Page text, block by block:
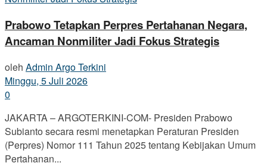
Prabowo Tetapkan Perpres Pertahanan Negara,
Ancaman Nonmiliter Jadi Fokus Strategis
oleh Admin Argo Terkini
Minggu, 5 Juli 2026
0
JAKARTA – ARGOTERKINI-COM- Presiden Prabowo
Subianto secara resmi menetapkan Peraturan Presiden
(Perpres) Nomor 111 Tahun 2025 tentang Kebijakan Umum
Pertahanan...